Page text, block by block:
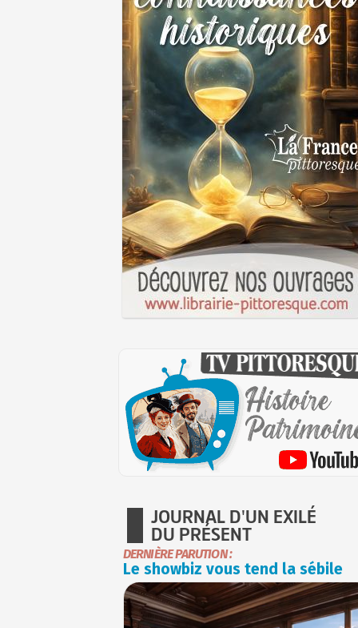
JOURNAL D'UN EXILÉ
DU PRÉSENT
DERNIÈRE PARUTION :
Le showbiz vous tend la sébile